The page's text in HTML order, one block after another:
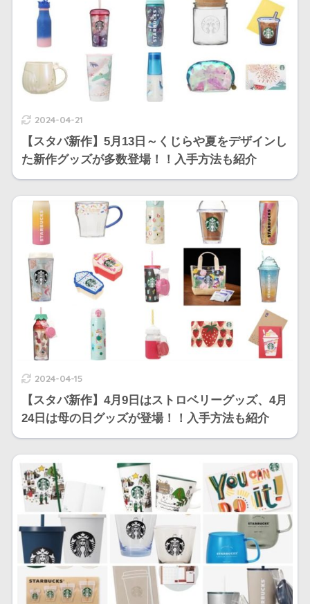
2024-04-21
【スタバ新作】5月13日～くじらや夏をデザインし
た新作グッズが多数登場！！入手方法も紹介
2024-04-15
【スタバ新作】4月9日はストロベリーグッズ、4月
24日は母の日グッズが登場！！入手方法も紹介